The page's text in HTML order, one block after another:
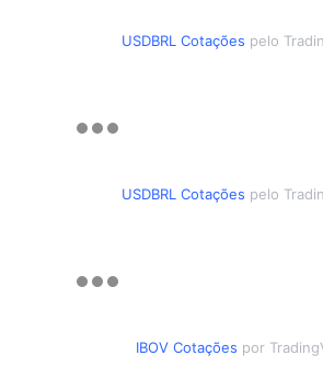
USDBRL Cotações pelo
USDBRL Cotações pelo
IBOV Cotações por